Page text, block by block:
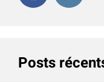
Posts